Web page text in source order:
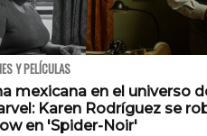
Y PELÍCULAS
mexicana en el universo
Karen Rodríguez se
en 'Spider-Noir'